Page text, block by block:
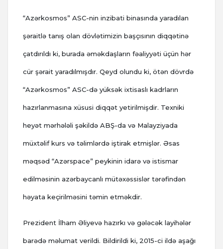
“Azərkosmos” ASC-nin inzibati binasında yaradılan
şəraitlə tanış olan dövlətimizin başçısının diqqətinə
çatdırıldı ki, burada əməkdaşların fəaliyyəti üçün hər
cür şərait yaradılmışdır. Qeyd olundu ki, ötən dövrdə
“Azərkosmos” ASC-də yüksək ixtisaslı kadrların
hazırlanmasına xüsusi diqqət yetirilmişdir. Texniki
heyət mərhələli şəkildə ABŞ-da və Malayziyada
müxtəlif kurs və təlimlərdə iştirak etmişlər. Əsas
məqsəd “Azərspace” peykinin idarə və istismar
edilməsinin azərbaycanlı mütəxəssislər tərəfindən
həyata keçirilməsini təmin etməkdir.
Prezident İlham Əliyevə hazırkı və gələcək layihələr
barədə məlumat verildi. Bildirildi ki, 2015-ci ildə aşağı